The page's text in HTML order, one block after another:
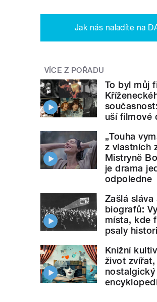
Jak nás naladíte na
VÍCE Z POŘADU
To byl můj
uší filmové
„Touha
z vlastních
Mistryně
je drama
odpoledne
Zašlá sláva
biografů:
místa, kde
psaly
Knižní
život
nostalgický